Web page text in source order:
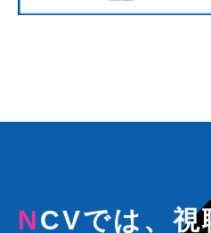
NCVでは、視聴者さまから